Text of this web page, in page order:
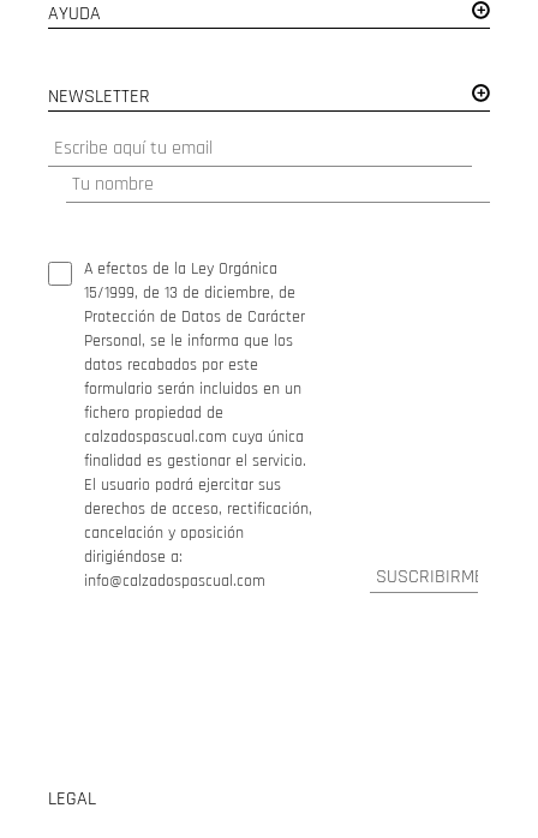
AYUDA
NEWSLETTER
A efectos de la Ley Orgánica
15/1999, de 13 de diciembre, de
Protección de Datos de Carácter
Personal, se le informa que los
datos recabados por este
formulario serán incluidos en un
fichero propiedad de
calzadospascual.com cuya única
finalidad es gestionar el servicio.
El usuario podrá ejercitar sus
derechos de acceso, rectificación,
cancelación y oposición
dirigiéndose a:
info@calzadospascual.com
LEGAL